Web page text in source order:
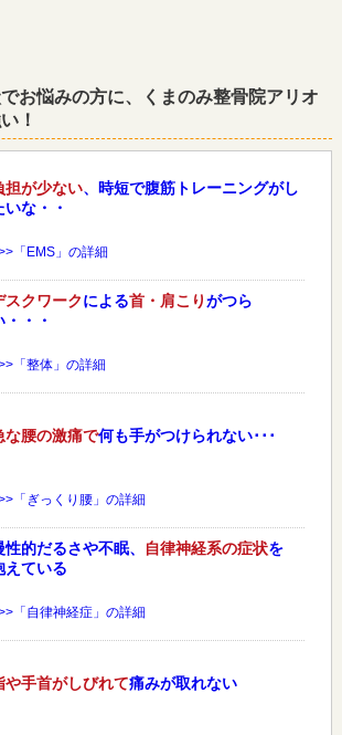
お悩みの方に、くまのみ整骨院アリオ
！
担が少ない、時短で腹筋トレーニングがし
いな・・
「EMS」の詳細
スクワークによる首・肩こりがつら
・・・
「整体」の詳細
な腰の激痛で何も手がつけられない･･･
「ぎっくり腰」の詳細
性的だるさや不眠、 自律神経系の症状を
えている
「自律神経症」の詳細
や手首がしびれて痛みが取れない